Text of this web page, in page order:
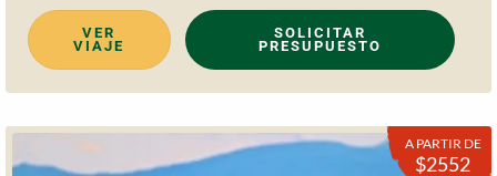
VER
VIAJE
SOLICITAR
PRESUPUESTO
A PARTIR DE
$2552